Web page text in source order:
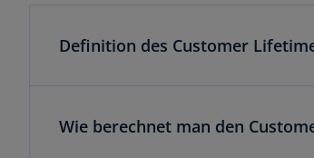
Definition des Customer
Wie berechnet man den